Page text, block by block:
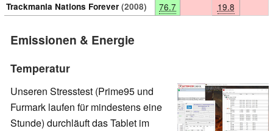
Trackmania Nations Forever (2008) 76.7 19.8
Emissionen & Energie
Temperatur
Unseren Stresstest (Prime95 und
Furmark laufen für mindestens eine
Stunde) durchläuft das Tablet im